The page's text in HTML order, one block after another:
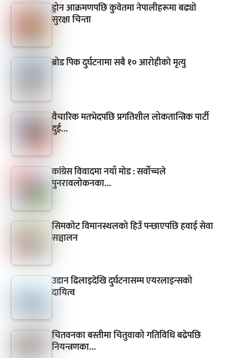
ड्रोन आक्रमणपछि कुवेतमा नेपालीहरूमा बढ्यो
सुरक्षा चिन्ता
ब्रोड पिक दुर्घटनामा सबै १० आरोहीको मृत्यु
वैचारिक मतभेदपछि प्रगतिशील लोकतान्त्रिक पार्टी
दुई…
कांग्रेस विवादमा नयाँ मोड : सर्वोच्चले
पुनरावलोकनका…
सिमकोट विमानस्थलको हिउँ पन्छाएपछि हवाई सेवा
सञ्चालन
उडान ढिलाइदेखि दुर्घटनासम्म एयरलाइन्सको
दायित्व
चितवनका बस्तीमा चितुवाको गतिविधि बढेपछि
नियन्त्रणका…